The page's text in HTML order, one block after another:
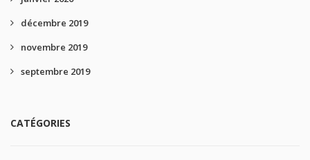
décembre 2019
novembre 2019
septembre 2019
CATÉGORIES